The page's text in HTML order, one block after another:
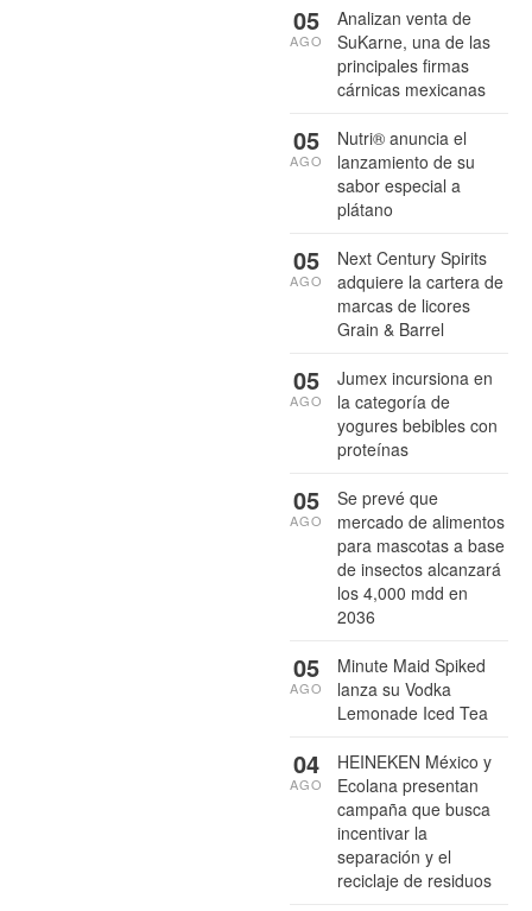
Analizan venta de
SuKarne, una de las
principales firmas
cárnicas mexicanas
05
AGO
Nutri® anuncia el
lanzamiento de su
sabor especial a
plátano
05
AGO
Next Century Spirits
adquiere la cartera de
marcas de licores
Grain & Barrel
05
AGO
Jumex incursiona en
la categoría de
yogures bebibles con
proteínas
05
AGO
Se prevé que
mercado de alimentos
para mascotas a base
de insectos alcanzará
los 4,000 mdd en
2036
05
AGO
Minute Maid Spiked
lanza su Vodka
Lemonade Iced Tea
05
AGO
HEINEKEN México y
Ecolana presentan
campaña que busca
incentivar la
separación y el
reciclaje de residuos
04
AGO